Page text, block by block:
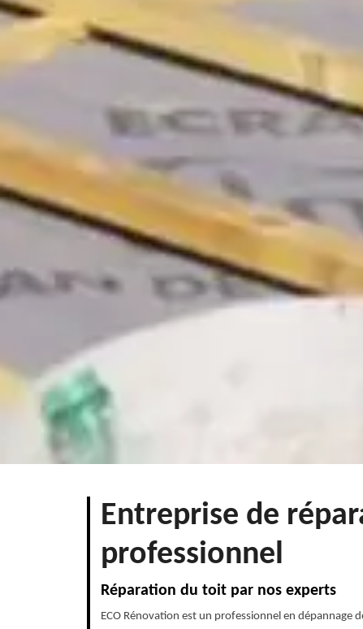
Entreprise de
professionnel
Réparation du toit par nos experts
ECO Rénovation est un professionnel en dépannage